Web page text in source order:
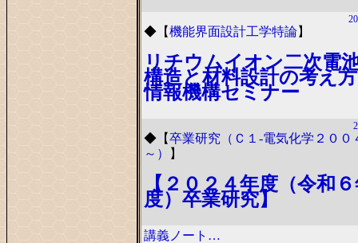
◆ 【機能界面設計工学特論】
リチウムイオン二次電
構造と材料設計の考え
情報機構セミナー
◆ 【卒業研究（Ｃ１-電気化学２００
～）
】
【２０２４年度（令和
度）卒業研究】
講義ノート…